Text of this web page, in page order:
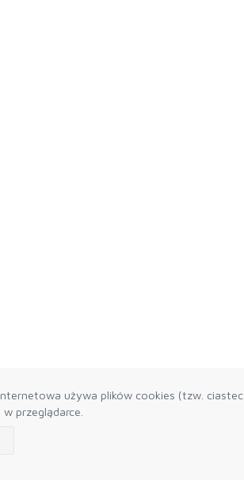
używa plików cookies (tzw.
przeglądarce.